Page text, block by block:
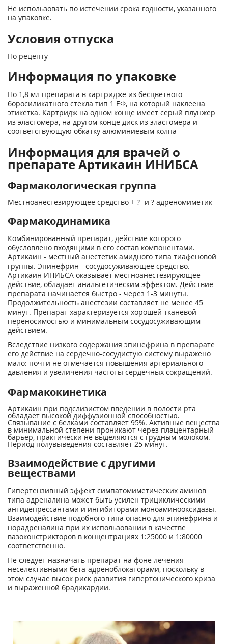
Не использовать по истечении срока годности, указанного
на упаковке.
Условия отпуска
По рецепту
Информация по упаковке
По 1,8 мл препарата в картридже из бесцветного
боросиликатного стекла тип 1 ЕФ, на который наклеена
этикетка. Картридж на одном конце имеет серый плунжер
из эластомера, на другом конце диск из эластомера и
соответствующую обкатку алюминиевым колпа
Информация для врачей о
препарате Артикаин ИНИБСА
Фармакологическая группа
Местноанестезирующее средство + ?- и ? адреномиметик
Фармакодинамика
Комбинированный препарат, действие которого
обусловлено входящими в его состав компонентами.
Артикаин - местный анестетик амидного типа тиафеновой
группы. Эпинефрин - сосудосуживающее средство.
Артикаин ИНИБСА оказывает местноанестезирующее
действие, обладает анальгетическим эффектом. Действие
препарата начинается быстро - через 1-3 минуты.
Продолжительность анестезии составляет не менее 45
минут. Препарат характеризуется хорошей тканевой
переносимостью и минимальным сосудосуживающим
действием.
Вследствие низкого содержания эпинефрина в препарате
его действие на сердечно-сосудистую систему выражено
мало: почти не отмечается повышения артериального
давления и увеличения частоты сердечных сокращений.
Фармакокинетика
Артикаин при подслизистом введении в полости рта
обладает высокой диффузионной способностью.
Связывание с белками составляет 95%. Активные вещества
в минимальной степени проникают через плацентарный
барьер, практически не выделяются с грудным молоком.
Период полувыведения составляет 25 минут.
Взаимодействие с другими
веществами
Гипертензивный эффект симпатомиметических аминов
типа адреналина может быть усилен трициклическими
антидепрессантами и ингибиторами моноаминооксидазы.
Взаимодействие подобного типа опасно для эпинефрина и
норадреналина при их использовании в качестве
вазоконстрикторов в концентрациях 1:25000 и 1:80000
соответственно.
Не следует назначать препарат на фоне лечения
неселективными бета-адреноблокаторами, поскольку в
этом случае высок риск развития гипертонического криза
и выраженной брадикардии.